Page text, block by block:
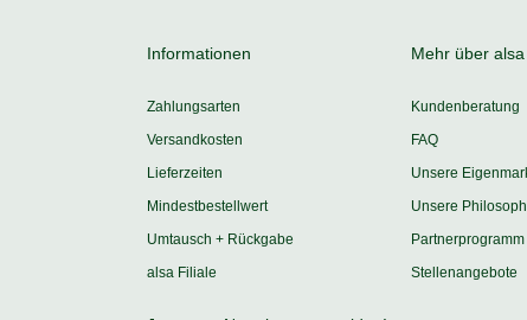
Informationen
Zahlungsarten
Versandkosten
Lieferzeiten
Mindestbestellwert
Umtausch + Rückgabe
alsa Filiale
Mehr über alsa
Kundenberatung
FAQ
Unsere
Unsere
Partnerprogramm
Stellenangebote